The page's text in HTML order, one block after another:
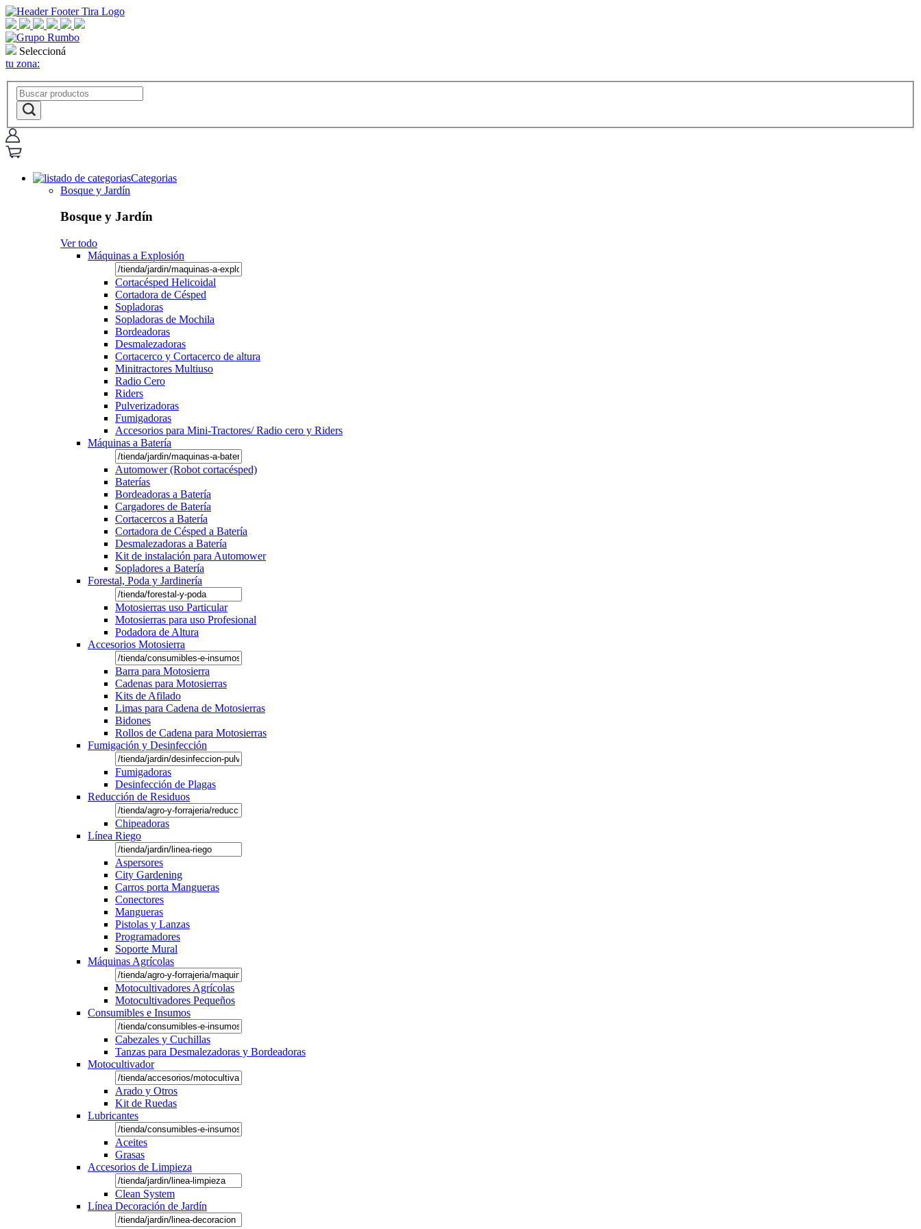
Seleccioná
tu zona:
Categorias
Bosque y Jardín
Bosque y Jardín
Ver todo
Máquinas a Explosión
Cortacésped Helicoidal
Cortadora de Césped
Sopladoras
Sopladoras de Mochila
Bordeadoras
Desmalezadoras
Cortacerco y Cortacerco de altura
Minitractores Multiuso
Radio Cero
Riders
Pulverizadoras
Fumigadoras
Accesorios para Mini-Tractores/ Radio cero y Riders
Máquinas a Batería
Automower (Robot cortacésped)
Baterías
Bordeadoras a Batería
Cargadores de Batería
Cortacercos a Batería
Cortadora de Césped a Batería
Desmalezadoras a Batería
Kit de instalación para Automower
Sopladores a Batería
Forestal, Poda y Jardinería
Motosierras uso Particular
Motosierras para uso Profesional
Podadora de Altura
Accesorios Motosierra
Barra para Motosierra
Cadenas para Motosierras
Kits de Afilado
Limas para Cadena de Motosierras
Bidones
Rollos de Cadena para Motosierras
Fumigación y Desinfección
Fumigadoras
Desinfección de Plagas
Reducción de Residuos
Chipeadoras
Línea Riego
Aspersores
City Gardening
Carros porta Mangueras
Conectores
Mangueras
Pistolas y Lanzas
Programadores
Soporte Mural
Máquinas Agrícolas
Motocultivadores Agrícolas
Motocultivadores Pequeños
Consumibles e Insumos
Cabezales y Cuchillas
Tanzas para Desmalezadoras y Bordeadoras
Motocultivador
Arado y Otros
Kit de Ruedas
Lubricantes
Aceites
Grasas
Accesorios de Limpieza
Clean System
Línea Decoración de Jardín